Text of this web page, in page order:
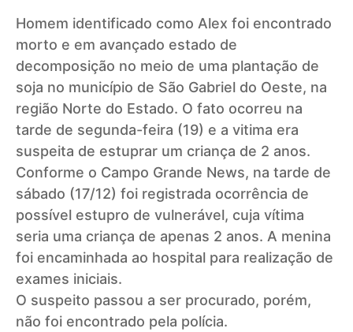
Homem identificado como Alex foi encontrado
morto e em avançado estado de
decomposição no meio de uma plantação de
soja no município de São Gabriel do Oeste, na
região Norte do Estado. O fato ocorreu na
tarde de segunda-feira (19) e a vitima era
suspeita de estuprar um criança de 2 anos.
Conforme o Campo Grande News, na tarde de
sábado (17/12) foi registrada ocorrência de
possível estupro de vulnerável, cuja vítima
seria uma criança de apenas 2 anos. A menina
foi encaminhada ao hospital para realização de
exames iniciais.
O suspeito passou a ser procurado, porém,
não foi encontrado pela polícia.